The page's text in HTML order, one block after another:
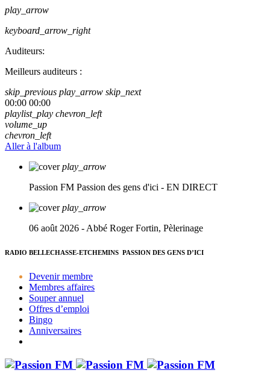
play_arrow
keyboard_arrow_right
Auditeurs:
Meilleurs auditeurs :
skip_previous play_arrow skip_next
00:00 00:00
playlist_play chevron_left
volume_up
chevron_left
Aller à l'album
play_arrow
Passion FM Passion des gens d'ici - EN DIRECT
play_arrow
06 août 2026 - Abbé Roger Fortin, Pèlerinage
RADIO BELLECHASSE-ETCHEMINS PASSION DES GENS D’ICI
Devenir membre
Membres affaires
Souper annuel
Offres d’emploi
Bingo
Anniversaires